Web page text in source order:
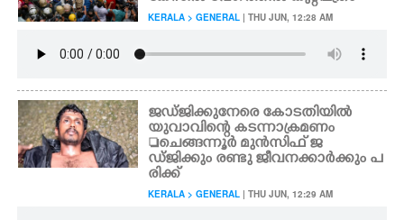
KERALA > GENERAL | THU JUN, 12:28 AM
ജഡ്ജിക്കുനേരെ കോടതിയിൽ
യുവാവിന്റെ കടന്നാക്രമണം
ചെങ്ങന്നൂർ മുൻസിഫ് ജ
ഡ്ജിക്കും രണ്ടു ജീവനക്കാർക്കും പ
രിക്ക്
KERALA > GENERAL | THU JUN, 12:29 AM